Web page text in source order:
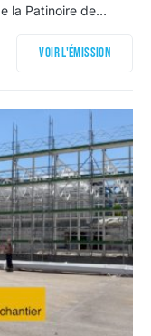
la Patinoire de…
Voir l'émission